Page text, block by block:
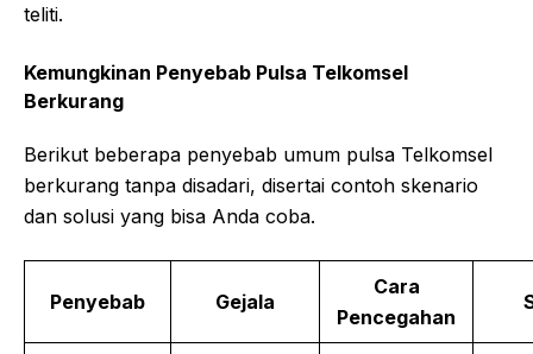
teliti.
Kemungkinan Penyebab Pulsa Telkomsel
Berkurang
Berikut beberapa penyebab umum pulsa Telkomsel
berkurang tanpa disadari, disertai contoh skenario
dan solusi yang bisa Anda coba.
Penyebab Gejala
Cara
Pencegahan